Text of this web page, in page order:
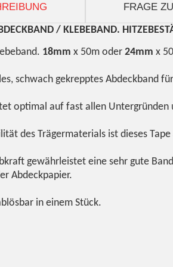
FRAGE
/ KLEBEBAND.
18mm x 50m oder 24mm x
schwach gekrepptes Abdeckband
optimal auf fast allen Untergründen
des Trägermaterials ist dieses
gewährleistet eine sehr gute
Abdeckpapier.
in einem Stück.